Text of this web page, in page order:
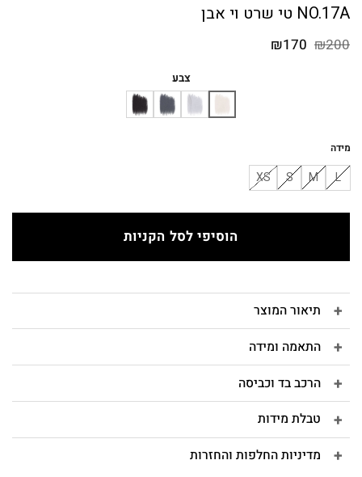
NO.17A טי שרט וי אבן
₪200 המחיר
₪170
₪170. צבע
מידה
L
M
S
XS
הוסיפי לסל הקניות
תיאור המוצר
התאמה ומידה
הרכב בד וכביסה
טבלת מידות
מדיניות החלפות והחזרות